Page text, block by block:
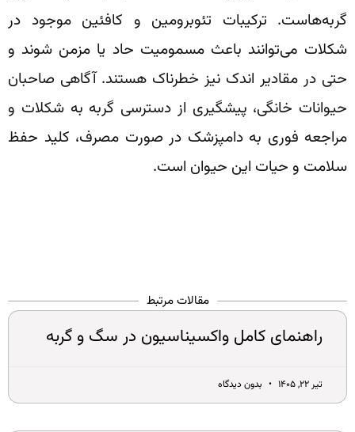
گربه‌هاست. ترکیبات تئوبرومین و کافئین موجود در
شکلات می‌توانند باعث مسمومیت حاد یا مزمن شوند و
حتی در مقادیر اندک نیز خطرناک هستند. آگاهی صاحبان
حیوانات خانگی، پیشگیری از دسترسی گربه به شکلات و
مراجعه فوری به دامپزشک در صورت مصرف، کلید حفظ
سلامت و حیات این حیوان است.
مقالات مرتبط
راهنمای کامل واکسیناسیون در سگ و گربه
تیر ۲۲, ۱۴۰۵ بدون دیدگاه